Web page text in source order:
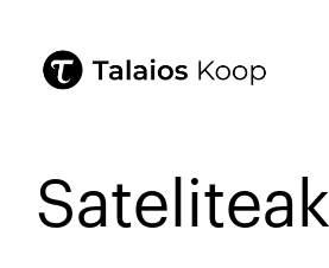
Sateliteak